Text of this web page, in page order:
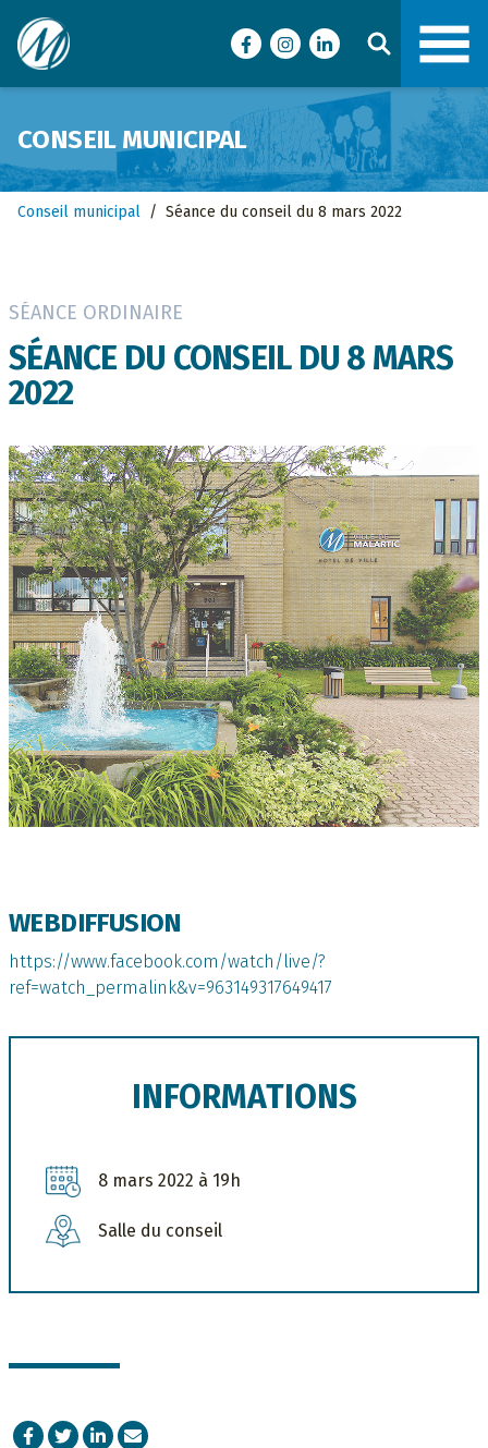
Ville de Malartic
FacebookInstagramLinkedIn
CONSEIL MUNICIPAL
Conseil municipal / Séance du conseil du 8 mars 2022
SÉANCE ORDINAIRE
SÉANCE DU CONSEIL DU 8 MARS
2022
WEBDIFFUSION
https://www.facebook.com/watch/live/?
ref=watch_permalink&v=963149317649417
INFORMATIONS
8 mars 2022 à 19h
Salle du conseil
Facebook
TwitterLinkedIn
Courriel